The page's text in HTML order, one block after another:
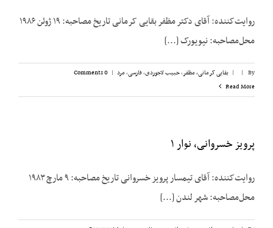
روایت‌کننده: آقای دکتر مظفر بقایی کرمانی تاریخ مصاحبه: ۱۹ ژوئن ۱۹۸۶
محل‌مصاحبه: نیویورک [...]
By
|
| بقایی کرمانی، مظفر,حبیب لاجوردی,فارسی,مرد |
0 Comments
Read More
پرویز خسروانی، نوار ۱
روایت‌کننده: آقای تیمسار پرویز خسروانی تاریخ مصاحبه: ۹ مارچ ۱۹۸۳
محل‌مصاحبه: شهر لندن [...]